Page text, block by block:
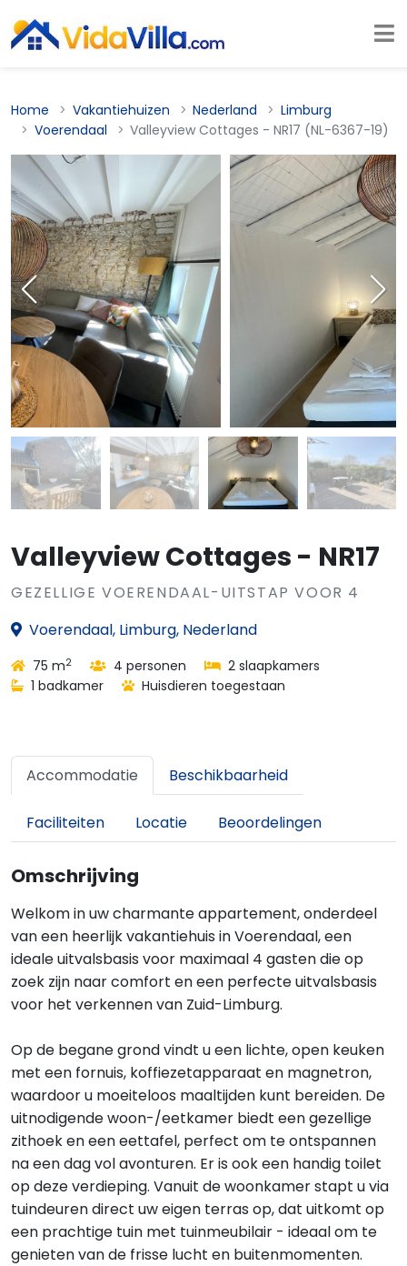
Home Vakantiehuizen Nederland
Limburg
Voerendaal
Valleyview Cottages - NR17 (NL-6367-19)
Valleyview Cottages - NR17
GEZELLIGE VOERENDAAL-UITSTAP VOOR 4
Voerendaal, Limburg, Nederland
75 m2 4 personen
2 slaapkamers
1 badkamer
Huisdieren toegestaan
Accommodatie Beschikbaarheid
Faciliteiten Locatie Beoordelingen
Omschrijving
Welkom in uw charmante appartement, onderdeel
van een heerlijk vakantiehuis in Voerendaal, een
ideale uitvalsbasis voor maximaal 4 gasten die op
zoek zijn naar comfort en een perfecte uitvalsbasis
voor het verkennen van Zuid-Limburg.
Op de begane grond vindt u een lichte, open keuken
met een fornuis, koffiezetapparaat en magnetron,
waardoor u moeiteloos maaltijden kunt bereiden. De
uitnodigende woon-/eetkamer biedt een gezellige
zithoek en een eettafel, perfect om te ontspannen
na een dag vol avonturen. Er is ook een handig toilet
op deze verdieping. Vanuit de woonkamer stapt u via
tuindeuren direct uw eigen terras op, dat uitkomt op
een prachtige tuin met tuinmeubilair - ideaal om te
genieten van de frisse lucht en buitenmomenten.